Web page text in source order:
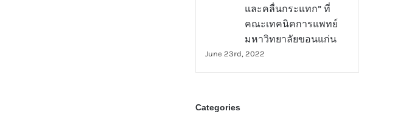
และคลื่นกระแทก” ที่
คณะเทคนิคการแพทย์
มหาวิทยาลัยขอนแก่น
June 23rd, 2022
Categories